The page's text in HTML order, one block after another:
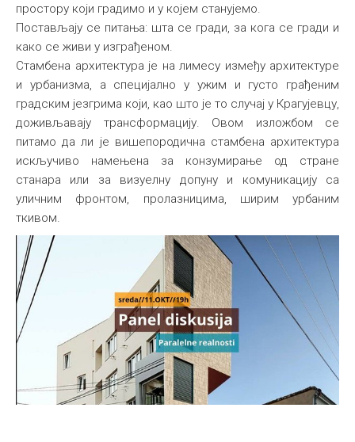
простору који градимо и у којем станујемо.
Постављају се питања: шта се гради, за кога се гради и
како се живи у изграђеном.
Стамбена архитектура је на лимесу између архитектуре
и урбанизма, а специјално у ужим и густо грађеним
градским језгрима који, као што је то случај у Крагујевцу,
доживљавају трансформацију. Овом изложбом се
питамо да ли је вишепородична стамбена архитектура
искључиво намењена за конзумирање од стране
станара или за визуелну допуну и комуникацију са
уличним фронтом, пролазницима, ширим урбаним
ткивом.